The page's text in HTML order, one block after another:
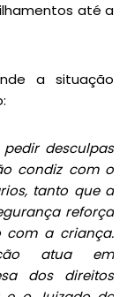
até a
a situação
desculpas
condiz com o
tanto que a
reforça
com a criança.
atua em
dos direitos